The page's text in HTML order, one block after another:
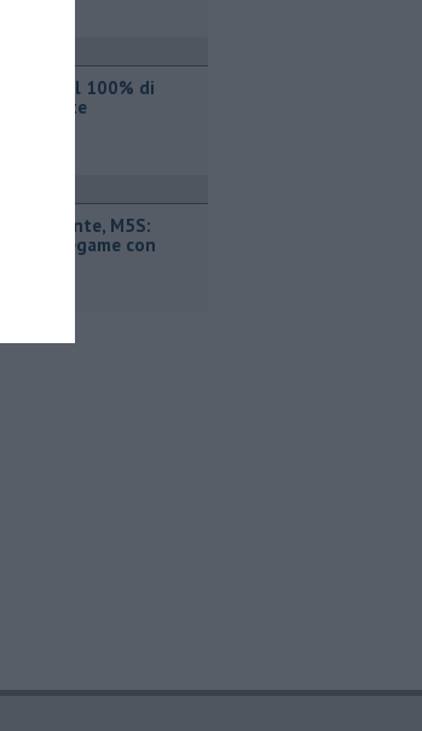
Iren sale al 100% di
Etambiente
Retiambiente, M5S:
"Nessun legame con